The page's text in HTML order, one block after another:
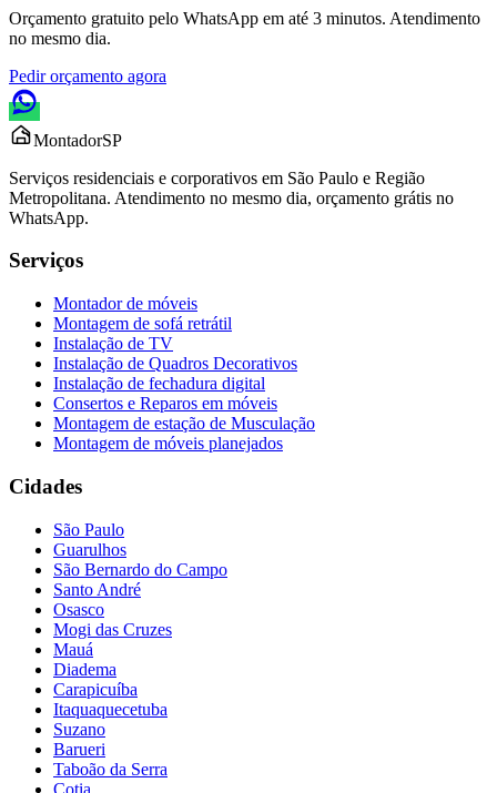
Orçamento gratuito pelo WhatsApp em até 3 minutos. Atendimento
no mesmo dia.
Pedir orçamento agora
MontadorSP
Serviços residenciais e corporativos em São Paulo e Região
Metropolitana. Atendimento no mesmo dia, orçamento grátis no
WhatsApp.
Serviços
Montador de móveis
Montagem de sofá retrátil
Instalação de TV
Instalação de Quadros Decorativos
Instalação de fechadura digital
Consertos e Reparos em móveis
Montagem de estação de Musculação
Montagem de móveis planejados
Cidades
São Paulo
Guarulhos
São Bernardo do Campo
Santo André
Osasco
Mogi das Cruzes
Mauá
Diadema
Carapicuíba
Itaquaquecetuba
Suzano
Barueri
Taboão da Serra
Cotia